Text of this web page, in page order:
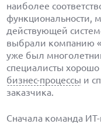
наиболее
функциональности,
действующей
выбрали компанию
уже был
специалисты хорошо
бизнес-процессы и
заказчика.
Сначала команда